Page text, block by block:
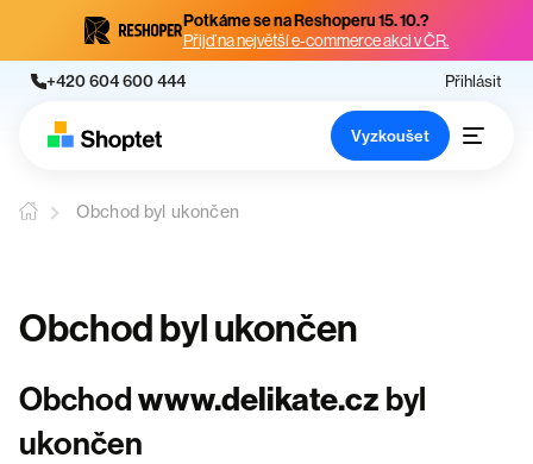
Potkáme se na Reshoperu 15. 10.?
Přijď na největší e-commerce akci v ČR.
+420 604 600 444 Přihlásit
Vyzkoušet
Obchod byl ukončen
Obchod byl ukončen
Obchodwww.delikate.cz byl
ukončen